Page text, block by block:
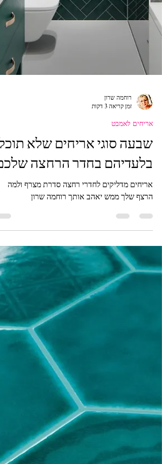
רוחמה שרון
שבעה סוגי אריחים שלא
בלעדיהם בחדר הרחצה
אריחים מדליקים לחדרי רחצה סדרת מצרף ולמה
הרצף שלך ממש יאהב אותך רוחמה שרון